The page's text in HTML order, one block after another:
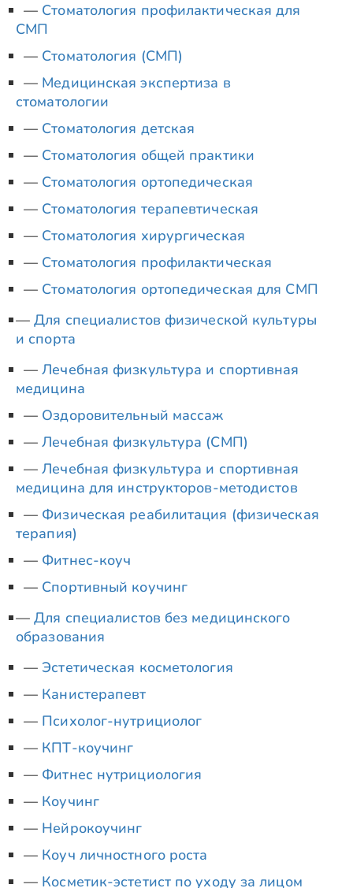
Стоматология профилактическая для
СМП
Стоматология (СМП)
Медицинская экспертиза в
стоматологии
Стоматология детская
Стоматология общей практики
Стоматология ортопедическая
Стоматология терапевтическая
Стоматология хирургическая
Стоматология профилактическая
Стоматология ортопедическая для СМП
Для специалистов физической культуры
и спорта
Лечебная физкультура и спортивная
медицина
Оздоровительный массаж
Лечебная физкультура (СМП)
Лечебная физкультура и спортивная
медицина для инструкторов-методистов
Физическая реабилитация (физическая
терапия)
Фитнес-коуч
Спортивный коучинг
Для специалистов без медицинского
образования
Эстетическая косметология
Канистерапевт
Психолог-нутрициолог
КПТ-коучинг
Фитнес нутрициология
Коучинг
Нейрокоучинг
Коуч личностного роста
Косметик-эстетист по уходу за лицом